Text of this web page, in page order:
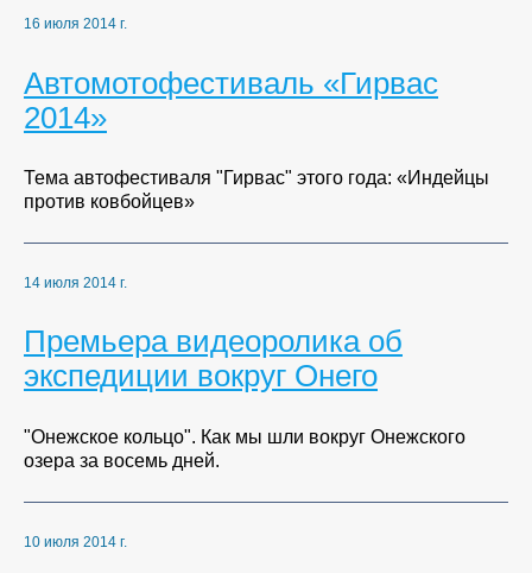
16 июля 2014 г.
Автомотофестиваль «Гирвас
2014»
Тема автофестиваля "Гирвас" этого года: «Индейцы
против ковбойцев»
14 июля 2014 г.
Премьера видеоролика об
экспедиции вокруг Онего
"Онежское кольцо". Как мы шли вокруг Онежского
озера за восемь дней.
10 июля 2014 г.